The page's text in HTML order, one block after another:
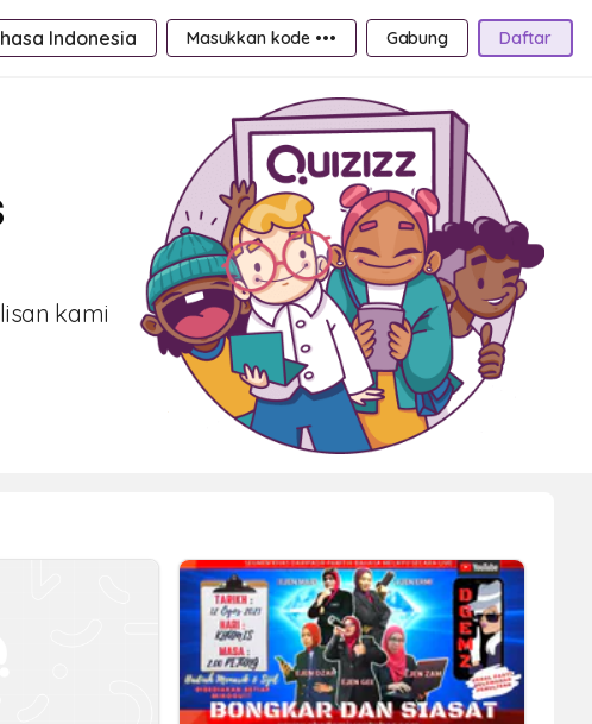
Indonesia Masukkan kode ••• Gabung Daftar
kami